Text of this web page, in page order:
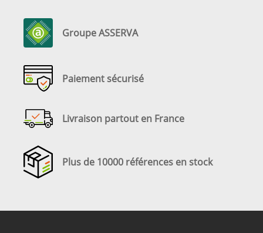
Groupe ASSERVA
Paiement sécurisé
Livraison partout en France
Plus de 10000 références en stock